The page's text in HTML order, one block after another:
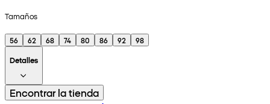
Tamaños
56 62 68 74 80 86 92
98
Detalles
Encontrar la tienda